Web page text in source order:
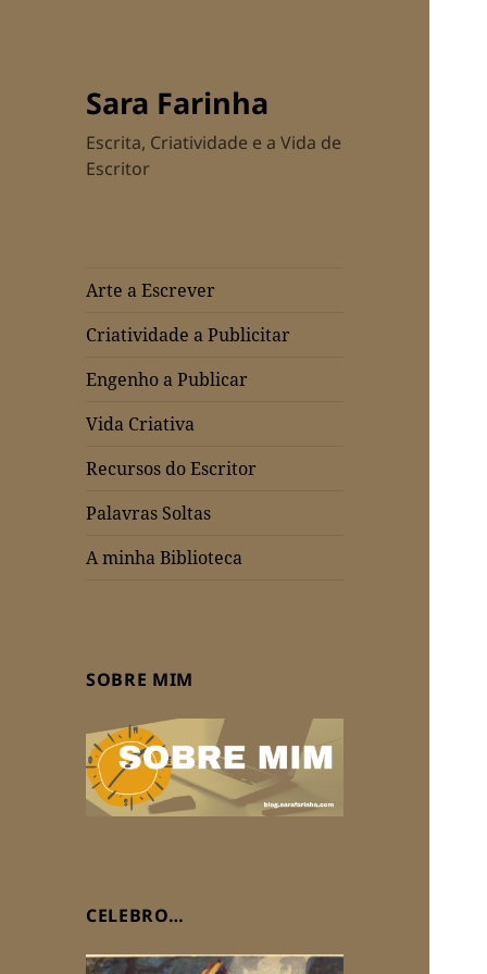
Sara Farinha
Escrita, Criatividade e a Vida de
Escritor
Arte a Escrever
Criatividade a Publicitar
Engenho a Publicar
Vida Criativa
Recursos do Escritor
Palavras Soltas
A minha Biblioteca
SOBRE MIM
CELEBRO…